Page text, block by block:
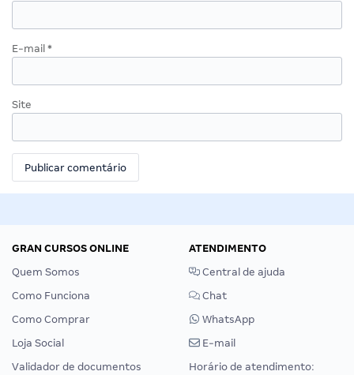
E-mail *
Site
GRAN CURSOS ONLINE
Quem Somos
Como Funciona
Como Comprar
Loja Social
Validador de documentos
ATENDIMENTO
Central de ajuda
Chat
WhatsApp
E-mail
Horário de atendimento: